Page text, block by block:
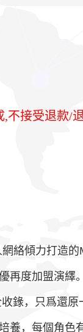
接受退款/
網絡傾力打造
再度加盟演
，只爲還原
養，每個角色